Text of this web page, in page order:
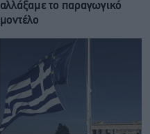
αλλάξαμε το παραγωγικό
μοντέλο